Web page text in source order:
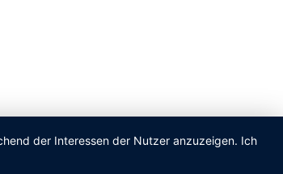
der Interessen der Nutzer anzuzeigen. Ich